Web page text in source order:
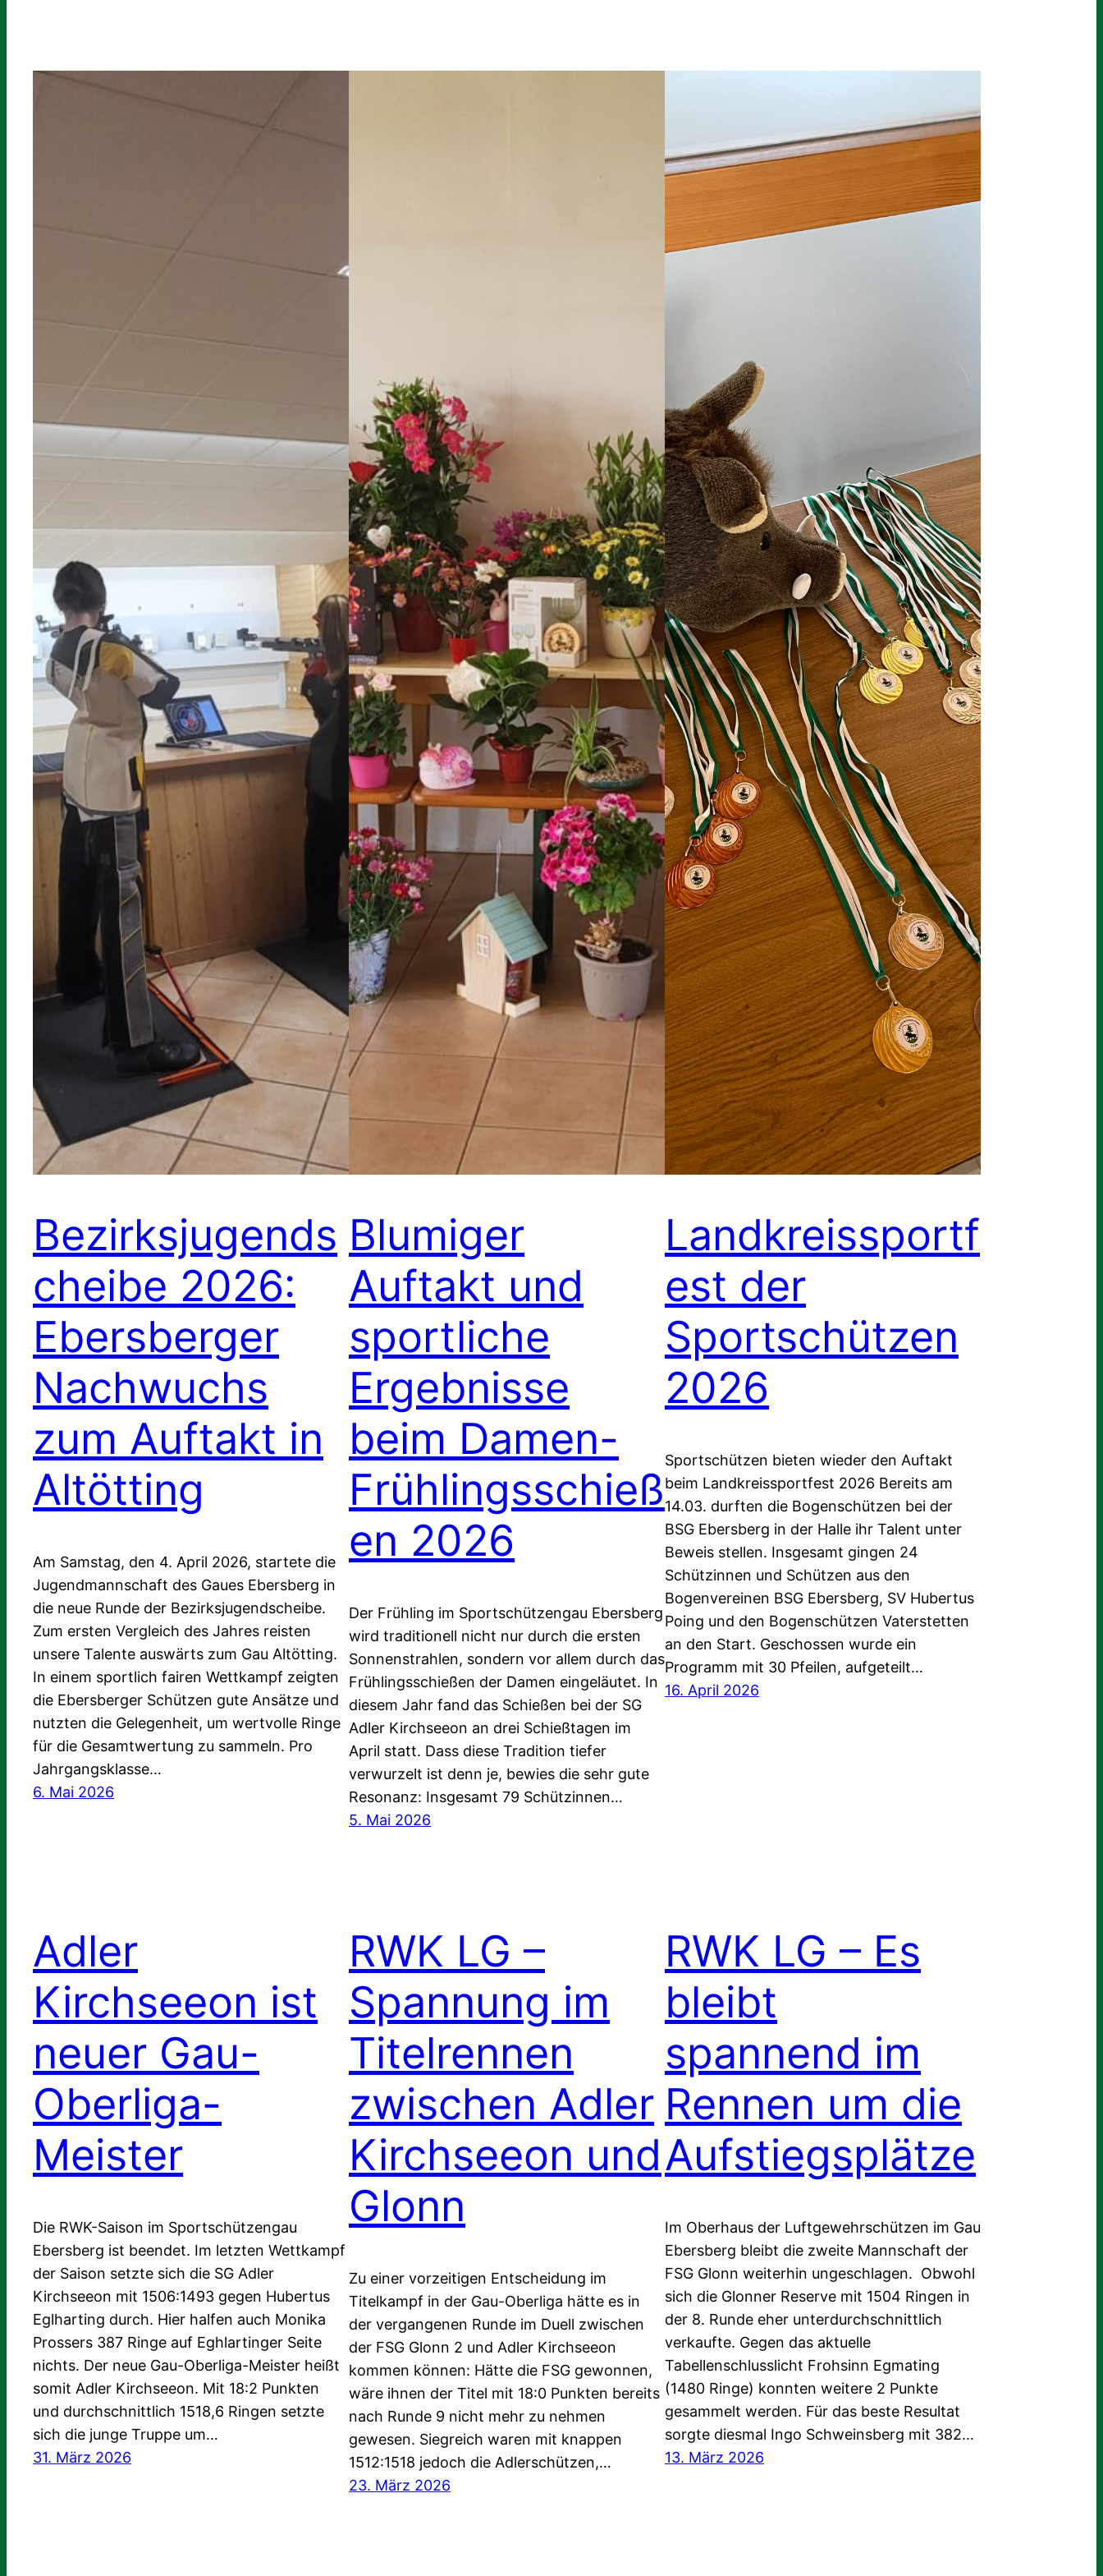
Bezirksjugends
cheibe 2026:
Ebersberger
Nachwuchs
zum Auftakt in
Altötting
Am Samstag, den 4. April 2026, startete die
Jugendmannschaft des Gaues Ebersberg in
die neue Runde der Bezirksjugendscheibe.
Zum ersten Vergleich des Jahres reisten
unsere Talente auswärts zum Gau Altötting.
In einem sportlich fairen Wettkampf zeigten
die Ebersberger Schützen gute Ansätze und
nutzten die Gelegenheit, um wertvolle Ringe
für die Gesamtwertung zu sammeln. Pro
Jahrgangsklasse…
6. Mai 2026
Blumiger
Auftakt und
sportliche
Ergebnisse
beim Damen-
Frühlingsschieß
en 2026
Der Frühling im Sportschützengau Ebersberg
wird traditionell nicht nur durch die ersten
Sonnenstrahlen, sondern vor allem durch das
Frühlingsschießen der Damen eingeläutet. In
diesem Jahr fand das Schießen bei der SG
Adler Kirchseeon an drei Schießtagen im
April statt. Dass diese Tradition tiefer
verwurzelt ist denn je, bewies die sehr gute
Resonanz: Insgesamt 79 Schützinnen…
5. Mai 2026
Landkreissportf
est der
Sportschützen
2026
Sportschützen bieten wieder den Auftakt
beim Landkreissportfest 2026 Bereits am
14.03. durften die Bogenschützen bei der
BSG Ebersberg in der Halle ihr Talent unter
Beweis stellen. Insgesamt gingen 24
Schützinnen und Schützen aus den
Bogenvereinen BSG Ebersberg, SV Hubertus
Poing und den Bogenschützen Vaterstetten
an den Start. Geschossen wurde ein
Programm mit 30 Pfeilen, aufgeteilt…
16. April 2026
Adler
Kirchseeon ist
neuer Gau-
Oberliga-
Meister
Die RWK-Saison im Sportschützengau
Ebersberg ist beendet. Im letzten Wettkampf
der Saison setzte sich die SG Adler
Kirchseeon mit 1506:1493 gegen Hubertus
Eglharting durch. Hier halfen auch Monika
Prossers 387 Ringe auf Eghlartinger Seite
nichts. Der neue Gau-Oberliga-Meister heißt
somit Adler Kirchseeon. Mit 18:2 Punkten
und durchschnittlich 1518,6 Ringen setzte
sich die junge Truppe um…
31. März 2026
RWK LG –
Spannung im
Titelrennen
zwischen Adler
Kirchseeon und
Glonn
Zu einer vorzeitigen Entscheidung im
Titelkampf in der Gau-Oberliga hätte es in
der vergangenen Runde im Duell zwischen
der FSG Glonn 2 und Adler Kirchseeon
kommen können: Hätte die FSG gewonnen,
wäre ihnen der Titel mit 18:0 Punkten bereits
nach Runde 9 nicht mehr zu nehmen
gewesen. Siegreich waren mit knappen
1512:1518 jedoch die Adlerschützen,…
23. März 2026
RWK LG – Es
bleibt
spannend im
Rennen um die
Aufstiegsplätze
Im Oberhaus der Luftgewehrschützen im Gau
Ebersberg bleibt die zweite Mannschaft der
FSG Glonn weiterhin ungeschlagen. Obwohl
sich die Glonner Reserve mit 1504 Ringen in
der 8. Runde eher unterdurchschnittlich
verkaufte. Gegen das aktuelle
Tabellenschlusslicht Frohsinn Egmating
(1480 Ringe) konnten weitere 2 Punkte
gesammelt werden. Für das beste Resultat
sorgte diesmal Ingo Schweinsberg mit 382…
13. März 2026